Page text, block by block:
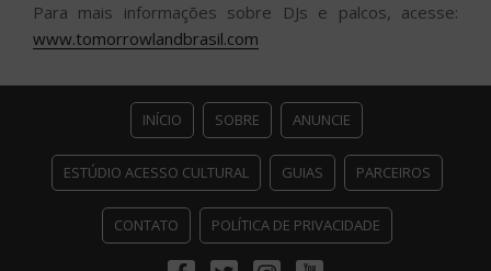
Para mais informações sobre DJs e palcos, acesse:
www.tomorrowlandbrasil.com
INÍCIO SOBRE ANUNCIE
ESTÚDIO ACESSO CULTURAL GUIAS PARCEIROS
CONTATO POLÍTICA DE PRIVACIDADE